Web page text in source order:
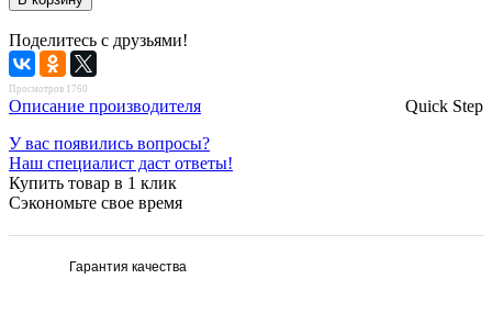
Поделитесь с друзьями!
Просмотров 1760
Quick Step
Описание производителя
У вас появились вопросы?
Наш специалист даст ответы!
Купить товар в 1 клик
Сэкономьте свое время
Гарантия качества